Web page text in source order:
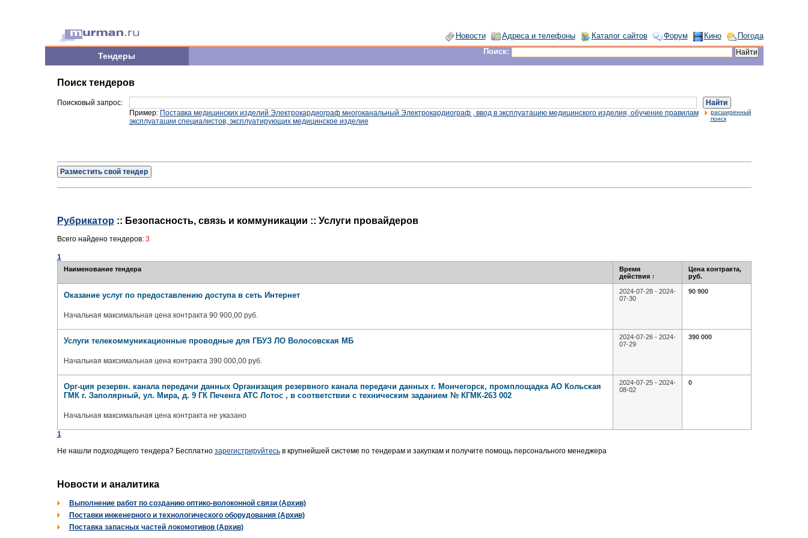
Новости Адреса и телефоны Каталог сайтов Форум Кино Погода
Тендеры Поиск:
Поиск тендеров
Поисковый запрос:
Найти
Пример: Поставка медицинских изделий Электрокардиограф многоканальный Электрокардиограф , ввод в эксплуатацию медицинского изделия, обучение правилам
эксплуатации специалистов, эксплуатирующих медицинское изделие
расширенный
поиск
Разместить свой тендер
Рубрикатор:: Безопасность, связь и коммуникации :: Услуги провайдеров
Всего найдено тендеров:3
1
Наименование тендера
Время
действия ↑
Цена контракта,
руб.
Оказание услуг по предоставлению доступа в сеть Интернет
Начальная максимальная цена контракта 90 900,00 руб.
2024-07-28 - 2024-
07-30
90 900
Услуги телекоммуникационные проводные для ГБУЗ ЛО Волосовская МБ
Начальная максимальная цена контракта 390 000,00 руб.
2024-07-26 - 2024-
07-29
390 000
Орг-ция резервн. канала передачи данных Организация резервного канала передачи данных г. Мончегорск, промплощадка АО Кольская
ГМК г. Заполярный, ул. Мира, д. 9 ГК Печенга АТС Лотос , в соответствии с техническим заданием № КГМК-263 002
Начальная максимальная цена контракта не указано
2024-07-25 - 2024-
08-02
0
1
Не нашли подходящего тендера? Бесплатно зарегистрируйтесьв крупнейшей системе по тендерам и закупкам и получите помощь персонального менеджера
Новости и аналитика
Выполнение работ по созданию оптико-волоконной связи (Архив)
Поставки инженерного и технологического оборудования (Архив)
Поставка запасных частей локомотивов (Архив)